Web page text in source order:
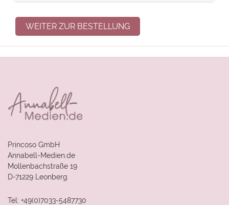
Princoso GmbH
Annabell-Medien.de
Mollenbachstraße 19
D-71229 Leonberg
Tel: +49(0)7033-5487730